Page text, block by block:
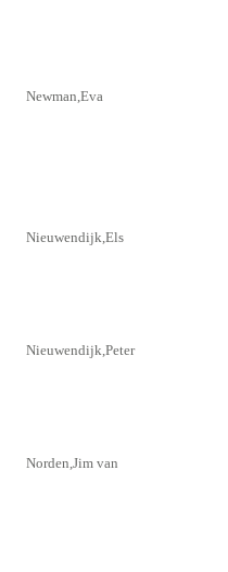
Newman,Eva
Nieuwendijk,Els
Nieuwendijk,Peter
Norden,Jim van